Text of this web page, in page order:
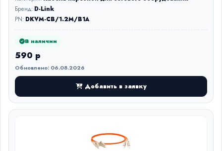
Бренд: D-Link
PN: DKVM-CB/1.2M/B1A
В наличии
590 р
Обновлено: 06.08.2026
Добавить в заявку